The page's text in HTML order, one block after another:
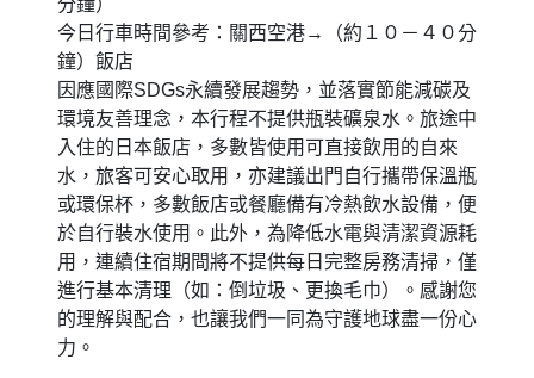
KANSAI AIRPORT WASHINGTON HOTEL
或同等級
關西國際空港
是使用填海造地的技術修建而成。通過5年的填海工程，用了
1．8億立方米的土方，在原先水深達17至18米的大海裡填出
了5．11平方公里的機場用地。主要由義大利建築師倫佐‧皮
亞諾和日本設計師岡部憲明設計的關西國際空港。
特別說明
此行程設定飯店之房型皆為商務經濟房型，房間大